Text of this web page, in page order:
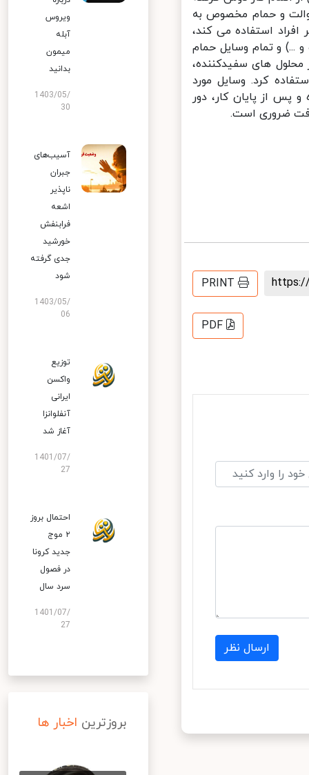
توصیه می شود فرد مبتلا به کووید - ۱۹ از توالت و حمام مخصوص به
استفاده می کند،
و تمام وسایل حمام
های سفیدکننده،
استفاده کرد. وسایل مورد
از پایان کار، دور
ضروری است.
PRINT
PDF
ارسال نظر
ویروس
آبله
میمون
بدانید
1403/05/
30
آسیب‌های
جبران
ناپذیر
اشعه
فرابنفش
خورشید
جدی گرفته
شود
1403/05/
06
توزیع
واکسن
ایرانی
آنفلوانزا
آغاز شد
1401/07/
27
احتمال بروز
۲ موج
جدید کرونا
در فصول
سرد سال
1401/07/
27
بروزترین اخبار ها